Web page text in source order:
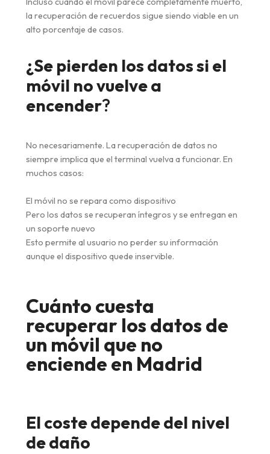
la recuperación de recuerdos sigue siendo viable en un
alto porcentaje de casos.
¿Se pierden los datos si el
móvil no vuelve a
encender?
No necesariamente. La recuperación de datos no
siempre implica que el terminal vuelva a funcionar. En
muchos casos:
El móvil no se repara como dispositivo
Pero los datos se recuperan íntegros y se entregan en
un soporte nuevo
Esto permite al usuario no perder su información
aunque el dispositivo quede inservible.
Cuánto cuesta
recuperar los datos de
un móvil que no
enciende en Madrid
El coste depende del nivel
de daño